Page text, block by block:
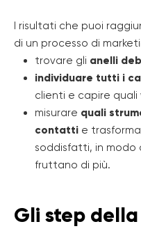
I risultati che puoi
di un processo di
trovare gli anelli
individuare tutti i
clienti e capire
misurare quali
contatti e
soddisfatti, in modo
fruttano di più.
Gli step